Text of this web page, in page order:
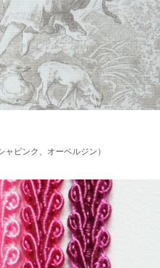
ピンク、オーベルジン）